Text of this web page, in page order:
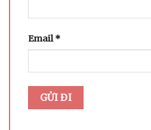
Email*